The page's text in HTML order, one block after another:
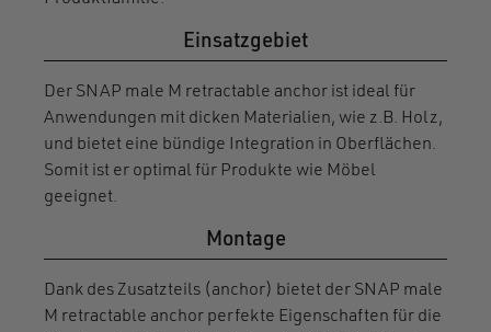
Anwendungen mit dicken Materialien, wie z.B. Holz,
und bietet eine bündige Integration in Oberflächen.
Somit ist er optimal für Produkte wie Möbel
geeignet.
Montage
Dank des Zusatzteils (anchor) bietet der SNAP male
M retractable anchor perfekte Eigenschaften für die
Montage in dicken Materialien (z.B. Holz). Dabei
wird der anchor in ein Loch im Material gedrückt
(empfohlener Lochkreisdurchmesser 26 mm) und